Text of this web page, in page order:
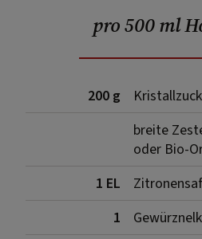
pro 500 ml
200 g
breite
oder Bio-
1 EL
1